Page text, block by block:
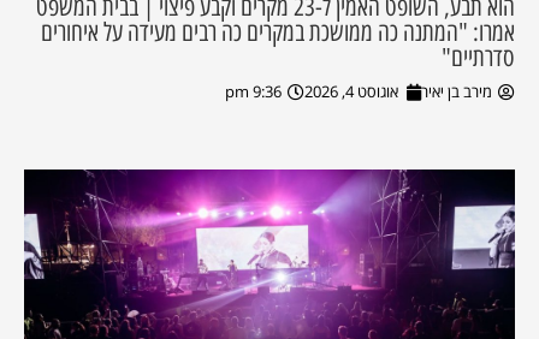
הוא תבע, השופט האמין ל-23 מקרים וקבע פיצוי | בבית המשפט
אמרו: "המתנה כה ממושכת במקרים כה רבים מעידה על איחורים
סדרתיים"
מירב בן יאיר אוגוסט 4, 2026 9:36 pm